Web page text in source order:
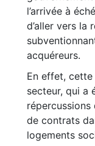
l’arrivée à
d’aller vers la
acquéreurs.
En effet,
secteur, qui a
de contrats
logements